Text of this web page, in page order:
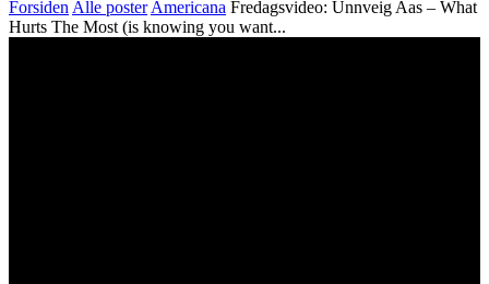
Forsiden Alle poster Americana Fredagsvideo: Unnveig Aas – What
Hurts The Most (is knowing you want...